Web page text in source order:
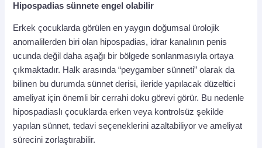
Hipospadias sünnete engel olabilir
Erkek çocuklarda görülen en yaygın doğumsal ürolojik
anomalilerden biri olan hipospadias, idrar kanalının penis
ucunda değil daha aşağı bir bölgede sonlanmasıyla ortaya
çıkmaktadır. Halk arasında “peygamber sünneti” olarak da
bilinen bu durumda sünnet derisi, ileride yapılacak düzeltici
ameliyat için önemli bir cerrahi doku görevi görür. Bu nedenle
hipospadiaslı çocuklarda erken veya kontrolsüz şekilde
yapılan sünnet, tedavi seçeneklerini azaltabiliyor ve ameliyat
sürecini zorlaştırabilir.